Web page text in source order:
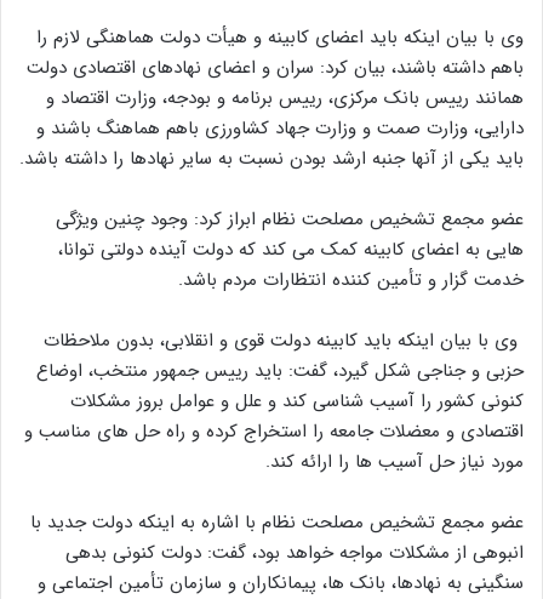
وی با بیان اینکه باید اعضای کابینه و هیأت دولت هماهنگی لازم را
باهم داشته باشند، بیان کرد: سران و اعضای نهادهای اقتصادی دولت
همانند رییس بانک مرکزی، رییس برنامه و بودجه، وزارت اقتصاد و
دارایی، وزارت صمت و وزارت جهاد کشاورزی باهم هماهنگ باشند و
باید یکی از آنها جنبه ارشد بودن نسبت به سایر نهادها را داشته باشد.
عضو مجمع تشخیص مصلحت نظام ابراز کرد: وجود چنین ویژگی
هایی به اعضای کابینه کمک می کند که دولت آینده دولتی توانا،
خدمت گزار و تأمین کننده انتظارات مردم باشد.
وی با بیان اینکه باید کابینه دولت قوی و انقلابی، بدون ملاحظات
حزبی و جناجی شکل گیرد، گفت: باید رییس جمهور منتخب، اوضاع
کنونی کشور را آسیب شناسی کند و علل و عوامل بروز مشکلات
اقتصادی و معضلات جامعه را استخراج کرده و راه حل های مناسب و
مورد نیاز حل آسیب ها را ارائه کند.
عضو مجمع تشخیص مصلحت نظام با اشاره به اینکه دولت جدید با
انبوهی از مشکلات مواجه خواهد بود، گفت: دولت کنونی بدهی
سنگینی به نهادها، بانک ها، پیمانکاران و سازمان تأمین اجتماعی و